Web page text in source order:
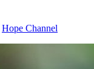
Hope Channel